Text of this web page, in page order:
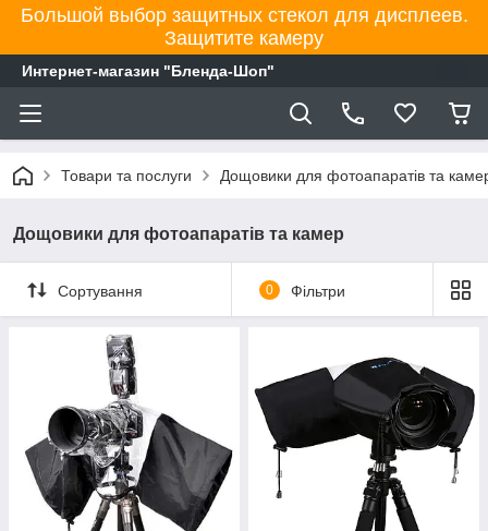
Большой выбор защитных стекол для дисплеев.
Защитите камеру
Интернет-магазин "Бленда-Шоп"
Товари та послуги Дощовики для фотоапаратів та
Дощовики для фотоапаратів та камер
Сортування 0 Фільтри